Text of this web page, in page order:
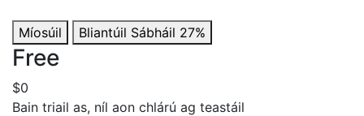
Míosúil Bliantúil Sábháil 27%
Free
$0
Bain triail as, níl aon chlárú ag teastáil